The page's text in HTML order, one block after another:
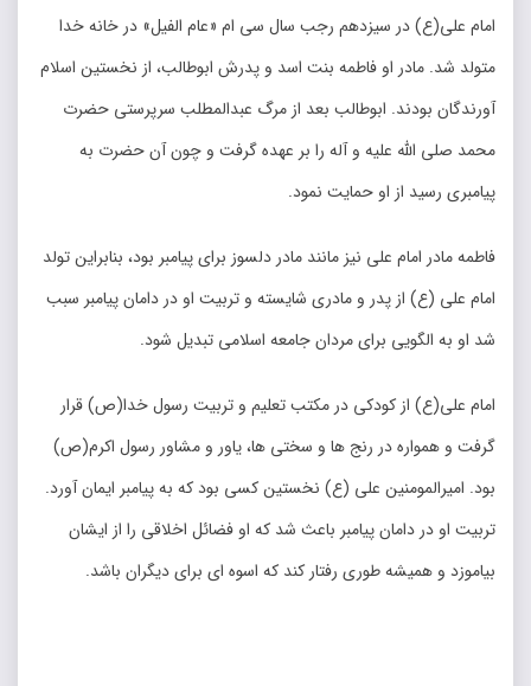
امام علی(ع) در سیزدهم رجب سال سی ام «عام الفیل» در خانه خدا
متولد شد. مادر او فاطمه بنت اسد و پدرش ابوطالب، از نخستین اسلام
آورندگان بودند. ابوطالب بعد از مرگ عبدالمطلب سرپرستی حضرت
محمد صلی الله علیه و آله را بر عهده گرفت و چون آن حضرت به
پیامبری رسید از او حمایت نمود.
فاطمه مادر امام علی نیز مانند مادر دلسوز برای پیامبر بود، بنابراین تولد
امام علی (ع) از پدر و مادری شایسته و تربیت او در دامان پیامبر سبب
شد او به الگویی برای مردان جامعه اسلامی تبدیل شود.
امام علی(ع) از کودکی در مکتب تعلیم و تربیت رسول خدا(ص) قرار
گرفت و همواره در رنج ها و سختی ها، یاور و مشاور رسول اکرم(ص)
بود. امیرالمومنین علی (ع) نخستین کسی بود که به پیامبر ایمان آورد.
تربیت او در دامان پیامبر باعث شد که او فضائل اخلاقی را از ایشان
بیاموزد و همیشه طوری رفتار کند که اسوه ای برای دیگران باشد.